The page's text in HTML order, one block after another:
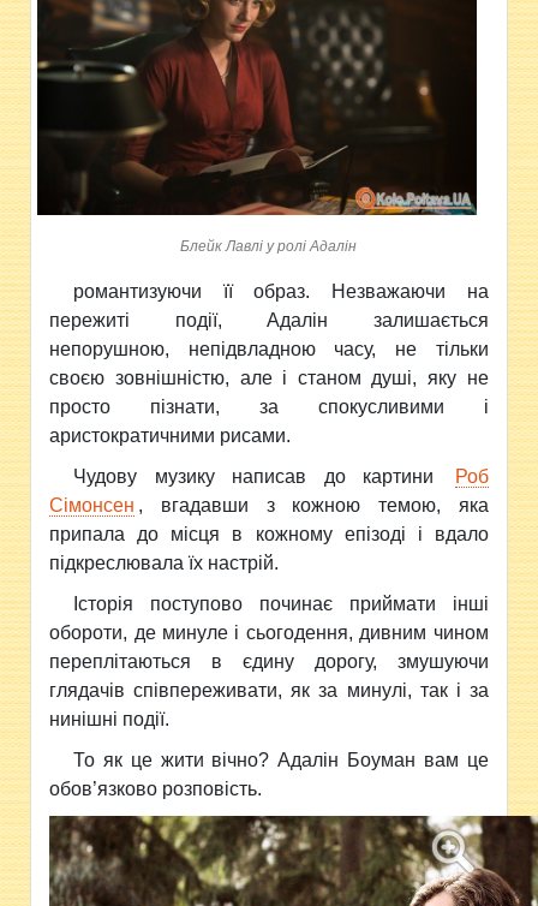
Блейк Лавлі у ролі Адалін
романтизуючи її образ. Незважаючи на
пережиті події, Адалін залишається
непорушною, непідвладною часу, не тільки
своєю зовнішністю, але і станом душі, яку не
просто пізнати, за спокусливими і
аристократичними рисами.
Чудову музику написав до картини
Роб
Сімонсен , вгадавши з кожною темою, яка
припала до місця в кожному епізоді і вдало
підкреслювала їх настрій.
Історія поступово починає приймати інші
обороти, де минуле і сьогодення, дивним чином
переплітаються в єдину дорогу, змушуючи
глядачів співпереживати, як за минулі, так і за
нинішні події.
То як це жити вічно? Адалін Боуман вам це
обов’язково розповість.